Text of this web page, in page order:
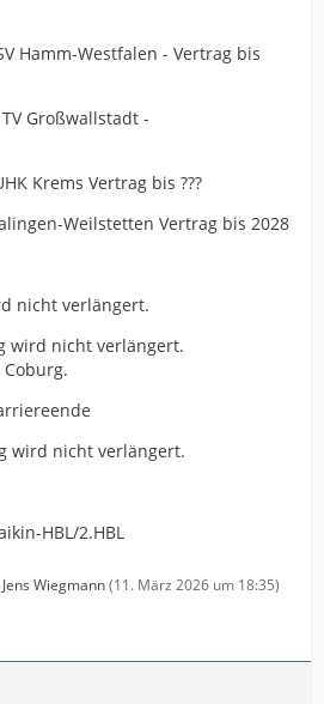
Hamm-Westfalen - Vertrag bis
Großwallstadt -
Krems Vertrag bis ???
Weilstetten Vertrag bis 2028
nicht verlängert.
wird nicht verlängert.
Coburg.
wird nicht verlängert.
HBL/2.HBL
Jens Wiegmann(11. März 2026 um 18:35)